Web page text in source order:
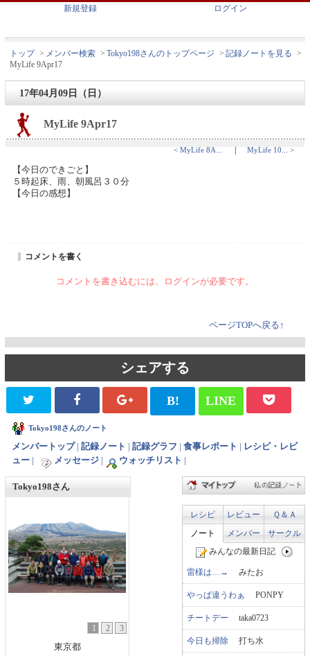
新規登録 ログイン
トップ > メンバー検索 > Tokyo198さんのトップページ > 記録ノートを見る >
MyLife 9Apr17
17年04月09日（日）
MyLife 9Apr17
< MyLife 8A... ｜ MyLife 10... >
【今日のできごと】
５時起床、雨、朝風呂３０分
【今日の感想】
コメントを書く
コメントを書き込むには、ログインが必要です。
ページTOPへ戻る↑
シェアする
B! LINE
Tokyo198さんのノート
メンバートップ| 記録ノート 記録グラフ 食事レポート
レシピ・レビ
ュー
メッセージ ウォッチリスト
Tokyo198さん
1 2
3
東京都
レシピ レビュー
Ｑ＆Ａ
ノート
メンバー
サークル
みんなの最新日記
雷様は…→ みたお
やっぱ違うわぁ PONPY
チートデー taka0723
今日も掃除 打ち水